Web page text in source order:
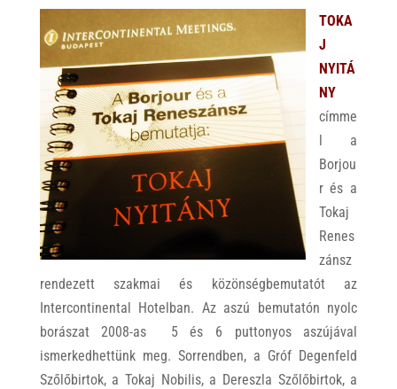
TOKA
J
NYITÁ
NY
címme
l a
Borjou
r és a
Tokaj
Renes
zánsz
rendezett szakmai és közönségbemutatót az
Intercontinental Hotelban. Az aszú bemutatón nyolc
borászat 2008-as 5 és 6 puttonyos aszújával
ismerkedhettünk meg. Sorrendben, a Gróf Degenfeld
Szőlőbirtok, a Tokaj Nobilis, a Dereszla Szőlőbirtok, a